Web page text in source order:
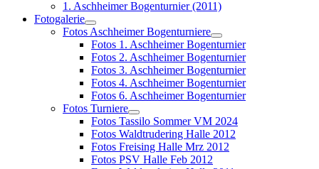
1. Aschheimer Bogenturnier (2011)
Fotogalerie
Fotos Aschheimer Bogenturniere
Fotos 1. Aschheimer Bogenturnier
Fotos 2. Aschheimer Bogenturnier
Fotos 3. Aschheimer Bogenturnier
Fotos 4. Aschheimer Bogenturnier
Fotos 6. Aschheimer Bogenturnier
Fotos Turniere
Fotos Tassilo Sommer VM 2024
Fotos Waldtrudering Halle 2012
Fotos Freising Halle Mrz 2012
Fotos PSV Halle Feb 2012